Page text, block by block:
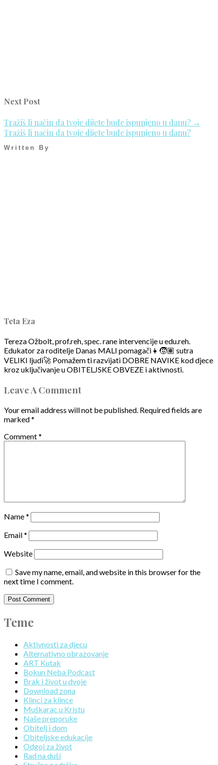
Next Post
Tražiš li način da tvoje dijete bude ispunjeno u danu? →
Tražiš li način da tvoje dijete bude ispunjeno u danu?
Written By
Teta Eza
Tereza Ožbolt, prof.reh, spec. rane intervencije u edu.reh.
Edukator za roditelje Danas MALI pomagači👧🧒🏽 sutra
VELIKI ljudi🚀 Pomažem ti razvijati DOBRE NAVIKE kod djece
kroz uključivanje u OBITELJSKE OBVEZE i aktivnosti.
Leave A Comment
Your email address will not be published. Required fields are
marked*
Comment*
Name*
Email*
Website
Save my name, email, and website in this browser for the
next time I comment.
Teme
Aktivnosti za djecu
Alternativno obrazovanje
ART Kutak
Bokun Neba Podcast
Brak i život u dvoje
Download zona
Klinci za klince
Muškarac u Kristu
Naše preporuke
Obitelj i dom
Obiteljske edukacije
Odgoj za život
Rad na duši